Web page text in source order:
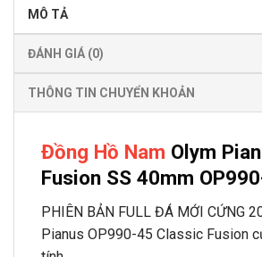
MÔ TẢ
ĐÁNH GIÁ (0)
THÔNG TIN CHUYỂN KHOẢN
Đồng Hồ Nam Olym
Fusion SS 40mm
PHIÊN BẢN FULL ĐÁ MỚI CỨNG
Pianus OP990-45 Classic Fusion